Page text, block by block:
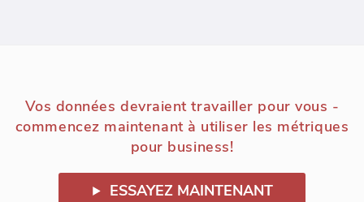
Vos données devraient travailler pour vous -
commencez maintenant à utiliser les métriques
pour business!
ESSAYEZ MAINTENANT